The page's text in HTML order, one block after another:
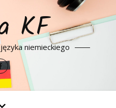
KF
niemieckiego